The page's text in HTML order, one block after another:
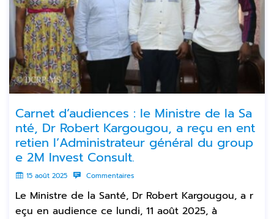
Carnet d’audiences : le Ministre de la Sa
nté, Dr Robert Kargougou, a reçu en ent
retien l’Administrateur général du group
e 2M Invest Consult.
15 août 2025 Commentaires
Le Ministre de la Santé, Dr Robert Kargougou, a r
eçu en audience ce lundi, 11 août 2025, à